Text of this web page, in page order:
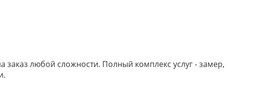
любой сложности. Полный комплекс услуг - замер,